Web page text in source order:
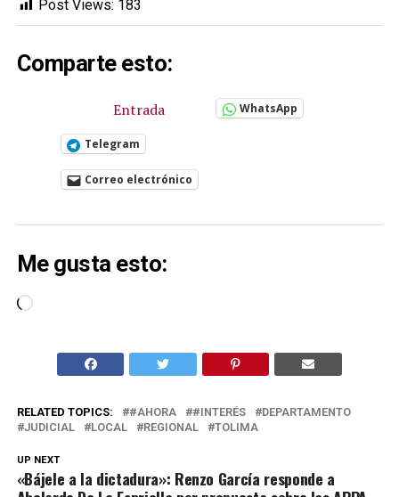
Post Views: 183
Comparte esto:
Entrada WhatsApp
Telegram
Correo electrónico
Me gusta esto:
Cargando...
RELATED TOPICS: #AHORA #INTERÉS
DEPARTAMENTO
JUDICIAL
LOCAL REGIONAL TOLIMA
UP NEXT
«Bájele a la dictadura»: Renzo García responde a